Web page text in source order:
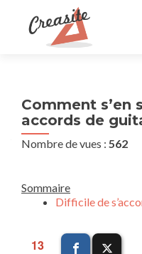
Comment s’en
accords de
Nombre de vues : 562
Sommaire
Difficile de
13